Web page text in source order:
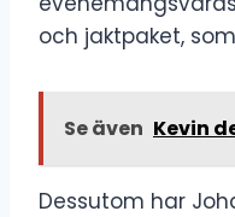
och jaktpaket,
Se även Kevin
Dessutom har